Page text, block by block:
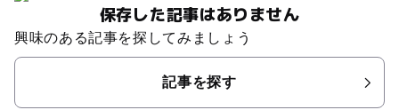
保存した記事はありません
興味のある記事を探してみましょう
記事を探す